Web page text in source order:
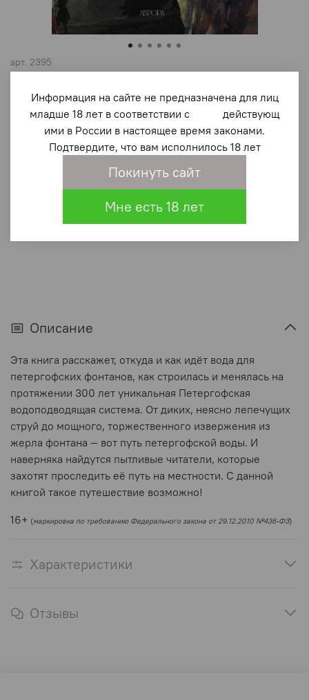
арт. 2395
водоподводящей системы фонтанов Петергофа
В избранное
1 100 ₽
Описание
Эта книга расскажет, откуда и как идёт вода для
петергофских фонтанов, как строилась и менялась на
протяжении 300 лет уникальная Петергофская
водоподводящая система. От диких, неясно лепечущих
струй до мощного, торжественного извержения из
жерла фонтана — вот путь петергофской воды. И
наверняка найдутся пытливые читатели, которые
захотят проследить её путь на местности. С данной
книгой такое путешествие возможно!
16+ (маркировка по требованию Федерального закона от 29.12.2010 №436-ФЗ)
Характеристики
Отзывы
Информация на сайте не предназначена для лиц
младше 18 лет в соответствии с действующ
ими в России в настоящее время законами.
Подтвердите, что вам исполнилось 18 лет
Покинуть сайт
Мне есть 18 лет